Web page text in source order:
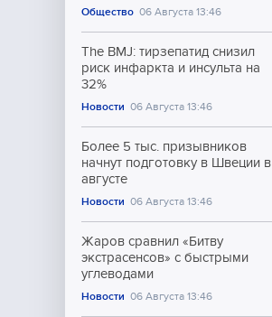
Общество 06 Августа 13:46
The BMJ: тирзепатид снизил
риск инфаркта и инсульта на
32%
Новости 06 Августа 13:46
Более 5 тыс. призывников
начнут подготовку в Швеции в
августе
Новости 06 Августа 13:46
Жаров сравнил «Битву
экстрасенсов» с быстрыми
углеводами
Новости 06 Августа 13:46